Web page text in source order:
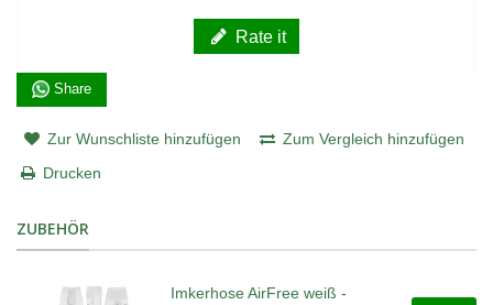
Rate it
Share
Zur Wunschliste hinzufügen
Zum Vergleich hinzufügen
Drucken
ZUBEHÖR
Imkerhose AirFree weiß -